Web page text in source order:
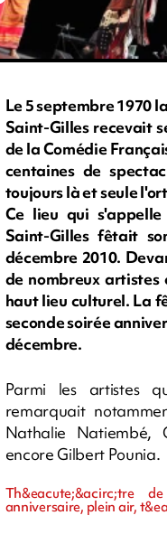
Le 5 septembre 1970
Saint-Gilles recevait
de la Comédie
centaines de
toujours là et seule
Ce lieu qui
Saint-Gilles fêtait
décembre 2010.
de nombreux artistes
haut lieu culturel. La
seconde soirée
décembre.
Parmi les artistes
remarquait
Nathalie Natiembé,
encore Gilbert Pounia.
Th&eacute;&acirc;tre
anniversaire, plein air,